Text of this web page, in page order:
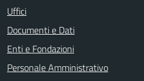
Uffici
Documenti e Dati
Enti e Fondazioni
Personale Amministrativo